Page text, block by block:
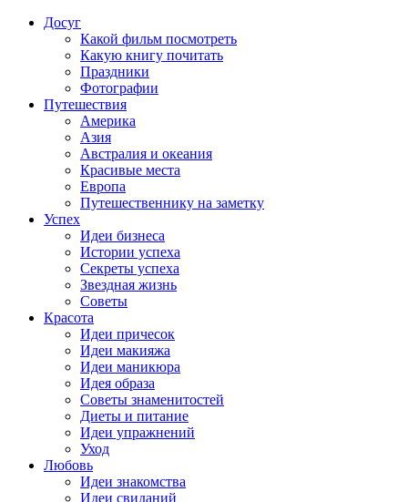
Досуг
Какой фильм посмотреть
Какую книгу почитать
Праздники
Фотографии
Путешествия
Америка
Азия
Австралия и океания
Красивые места
Европа
Путешественнику на заметку
Успех
Идеи бизнеса
Истории успеха
Секреты успеха
Звездная жизнь
Советы
Красота
Идеи причесок
Идеи макияжа
Идеи маникюра
Идея образа
Советы знаменитостей
Диеты и питание
Идеи упражнений
Уход
Любовь
Идеи знакомства
Идеи свиданий